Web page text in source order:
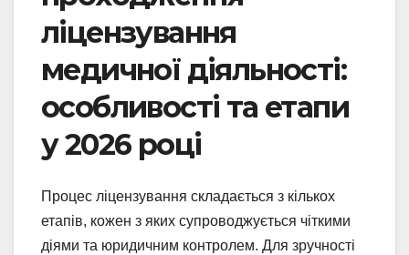
ліцензування
медичної діяльності:
особливості та етапи
у 2026 році
Процес ліцензування складається з кількох
етапів, кожен з яких супроводжується чіткими
діями та юридичним контролем. Для зручності